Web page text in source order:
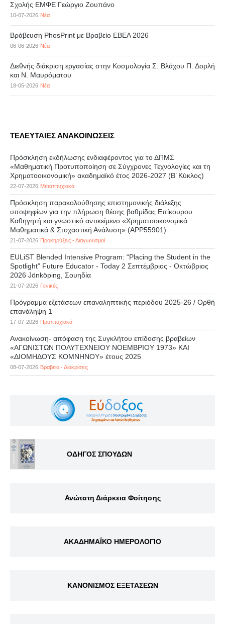
Σχολής ΕΜΦΕ Γεώργιο Ζουπάνο
10-07-2026 Νέα
Βράβευση PhosPrint με Βραβείο ΕΒΕΑ 2026
06-06-2026 Νέα
Διεθνής διάκριση εργασίας στην Κοσμολογία Σ. Βλάχου Π. Δορλή
και Ν. Μαυρόματου
18-05-2026 Νέα
ΤΕΛΕΥΤΑΙΕΣ ΑΝΑΚΟΙΝΩΣΕΙΣ
Πρόσκληση εκδήλωσης ενδιαφέροντος για το ΔΠΜΣ
«Μαθηματική Προτυποποίηση σε Σύγχρονες Τεχνολογίες και τη
Χρηματοοικονομική» ακαδημαϊκό έτος 2026-2027 (B’ Kύκλος)
22-07-2026 Μεταπτυχιακά
Πρόσκληση παρακολούθησης επιστημονικής διάλεξης
υποψηφίων για την πλήρωση θέσης βαθμίδας Επίκουρου
Καθηγητή και γνωστικό αντικείμενο «Χρηματοοικονομικά
Μαθηματικά & Στοχαστική Ανάλυση» (APP55901)
21-07-2026 Προκηρύξεις - Διαγωνισμοί
EULiST Blended Intensive Program: “Placing the Student in the
Spotlight” Future Educator - Today 2 Σεπτέμβριος - Οκτώβριος
2026 Jönköping, Σουηδία
21-07-2026 Γενικές
Πρόγραμμα εξετάσεων επαναληπτικής περιόδου 2025-26 / Ορθή
επανάληψη 1
17-07-2026 Προπτυχιακά
Ανακοίνωση- απόφαση της Συγκλήτου επίδοσης βραβείων
«ΑΓΩΝΙΣΤΩΝ ΠΟΛΥΤΕΧΝΕΙΟΥ ΝΟΕΜΒΡΙΟΥ 1973» ΚΑΙ
«ΔΙΟΜΗΔΟΥΣ ΚΟΜΝΗΝΟΥ» έτους 2025
08-07-2026 Βραβεία - Διακρίσεις
ΟΔΗΓΟΣ ΣΠΟΥΔΩΝ
Ανώτατη Διάρκεια Φοίτησης
ΑΚΑΔΗΜΑΪΚΟ ΗΜΕΡΟΛΟΓΙΟ
ΚΑΝΟΝΙΣΜΟΣ ΕΞΕΤΑΣΕΩΝ